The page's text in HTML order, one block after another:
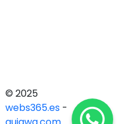
© 2025
webs365.es -